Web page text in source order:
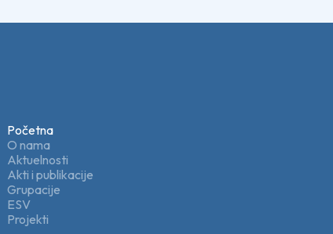
Početna
O nama
Aktuelnosti
Akti i publikacije
Grupacije
ESV
Projekti